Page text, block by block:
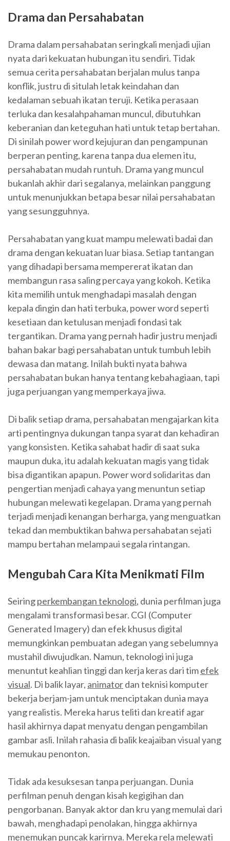
Drama dan Persahabatan
Drama dalam persahabatan seringkali menjadi ujian
nyata dari kekuatan hubungan itu sendiri. Tidak
semua cerita persahabatan berjalan mulus tanpa
konflik, justru di situlah letak keindahan dan
kedalaman sebuah ikatan teruji. Ketika perasaan
terluka dan kesalahpahaman muncul, dibutuhkan
keberanian dan keteguhan hati untuk tetap bertahan.
Di sinilah power word kejujuran dan pengampunan
berperan penting, karena tanpa dua elemen itu,
persahabatan mudah runtuh. Drama yang muncul
bukanlah akhir dari segalanya, melainkan panggung
untuk menunjukkan betapa besar nilai persahabatan
yang sesungguhnya.
Persahabatan yang kuat mampu melewati badai dan
drama dengan kekuatan luar biasa. Setiap tantangan
yang dihadapi bersama mempererat ikatan dan
membangun rasa saling percaya yang kokoh. Ketika
kita memilih untuk menghadapi masalah dengan
kepala dingin dan hati terbuka, power word seperti
kesetiaan dan ketulusan menjadi fondasi tak
tergantikan. Drama yang pernah hadir justru menjadi
bahan bakar bagi persahabatan untuk tumbuh lebih
dewasa dan matang. Inilah bukti nyata bahwa
persahabatan bukan hanya tentang kebahagiaan, tapi
juga perjuangan yang memperkaya jiwa.
Di balik setiap drama, persahabatan mengajarkan kita
arti pentingnya dukungan tanpa syarat dan kehadiran
yang konsisten. Ketika sahabat hadir di saat suka
maupun duka, itu adalah kekuatan magis yang tidak
bisa digantikan apapun. Power word solidaritas dan
pengertian menjadi cahaya yang menuntun setiap
hubungan melewati kegelapan. Drama yang pernah
terjadi menjadi kenangan berharga, yang menguatkan
tekad dan membuktikan bahwa persahabatan sejati
mampu bertahan melampaui segala rintangan.
Mengubah Cara Kita Menikmati Film
Seiringperkembangan teknologi, dunia perfilman juga
mengalami transformasi besar. CGI (Computer
Generated Imagery) dan efek khusus digital
memungkinkan pembuatan adegan yang sebelumnya
mustahil diwujudkan. Namun, teknologi ini juga
menuntut keahlian tinggi dan kerja keras dari timefek
visual. Di balik layar, animatordan teknisi komputer
bekerja berjam-jam untuk menciptakan dunia maya
yang realistis. Mereka harus teliti dan kreatif agar
hasil akhirnya dapat menyatu dengan pengambilan
gambar asli. Inilah rahasia di balik keajaiban visual yang
memukau penonton.
Tidak ada kesuksesan tanpa perjuangan. Dunia
perfilman penuh dengan kisah kegigihan dan
pengorbanan. Banyak aktor dan kru yang memulai dari
bawah, menghadapi penolakan, hingga akhirnya
menemukan puncak karirnya. Mereka rela melewati